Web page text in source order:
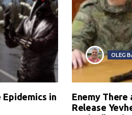
Epidemics in
OLEG
Enemy There
Release